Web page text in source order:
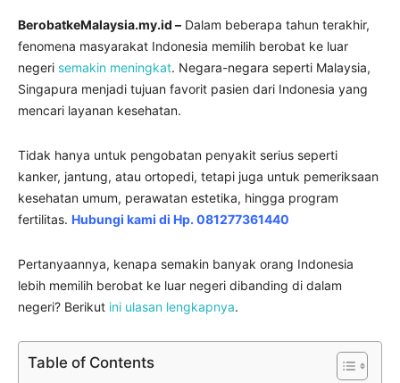
BerobatkeMalaysia.my.id – Dalam beberapa tahun terakhir,
fenomena masyarakat Indonesia memilih berobat ke luar
negeri semakin meningkat. Negara-negara seperti Malaysia,
Singapura menjadi tujuan favorit pasien dari Indonesia yang
mencari layanan kesehatan.
Tidak hanya untuk pengobatan penyakit serius seperti
kanker, jantung, atau ortopedi, tetapi juga untuk pemeriksaan
kesehatan umum, perawatan estetika, hingga program
fertilitas. Hubungi kami di Hp. 081277361440
Pertanyaannya, kenapa semakin banyak orang Indonesia
lebih memilih berobat ke luar negeri dibanding di dalam
negeri? Berikut ini ulasan lengkapnya.
Table of Contents